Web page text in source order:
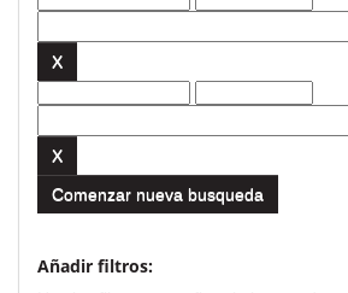
Comenzar nueva busqueda
Añadir filtros: